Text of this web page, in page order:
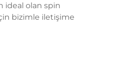
ideal olan spin
bizimle iletişime